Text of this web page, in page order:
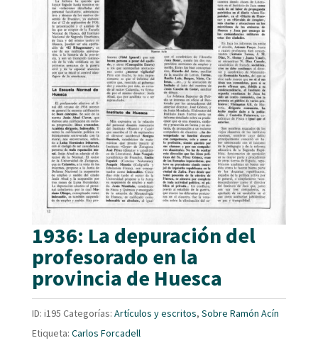
1936: La depuración del
profesorado en la
provincia de Huesca
ID: i195 Categorías: Artículos y escritos, Sobre Ramón Acín
Etiqueta: Carlos Forcadell